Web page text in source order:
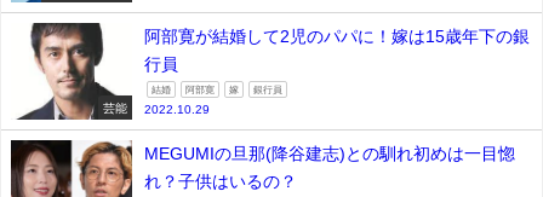
芸能
阿部寛が結婚して2児のパパに！嫁は15歳年下の銀
行員
結婚 阿部寛 嫁 銀行員
2022.10.29
MEGUMIの旦那(降谷建志)との馴れ初めは一目惚
れ？子供はいるの？